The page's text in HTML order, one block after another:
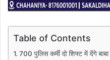
Table of Contents
700 पुलिस कर्मी दो शिफ्ट में देंगे